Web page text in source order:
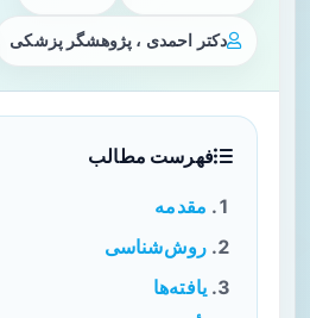
دکتر احمدی ، پژوهشگر پزشکی
فهرست مطالب
مقدمه
روش‌شناسی
یافته‌ها